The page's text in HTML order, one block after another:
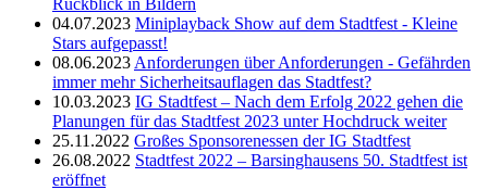
04.07.2023 Miniplayback Show auf dem Stadtfest - Kleine
Stars aufgepasst!
08.06.2023 Anforderungen über Anforderungen - Gefährden
immer mehr Sicherheitsauflagen das Stadtfest?
10.03.2023 IG Stadtfest – Nach dem Erfolg 2022 gehen die
Planungen für das Stadtfest 2023 unter Hochdruck weiter
25.11.2022 Großes Sponsorenessen der IG Stadtfest
26.08.2022 Stadtfest 2022 – Barsinghausens 50. Stadtfest ist
eröffnet